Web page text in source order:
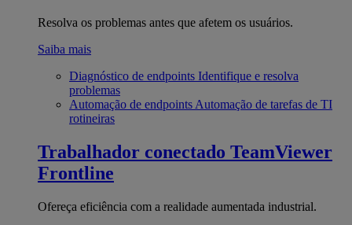
Resolva os problemas antes que afetem os usuários.
Saiba mais
Diagnóstico de endpoints Identifique e resolva
problemas
Automação de endpoints Automação de tarefas de TI
rotineiras
Trabalhador conectado TeamViewer
Frontline
Ofereça eficiência com a realidade aumentada industrial.